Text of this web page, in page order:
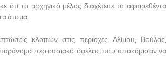
το αρχηγικό μέλος διοχέτευε τα αφαιρεθέντα
άτομα.
κλοπών στις περιοχές Αλίμου, Βούλας,
περιουσιακό όφελος που αποκόμισαν να